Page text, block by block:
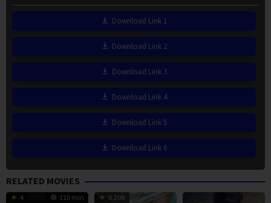
Download Link 1
Download Link 2
Download Link 3
Download Link 4
Download Link 5
Download Link 6
RELATED MOVIES
4 110 min 8.208